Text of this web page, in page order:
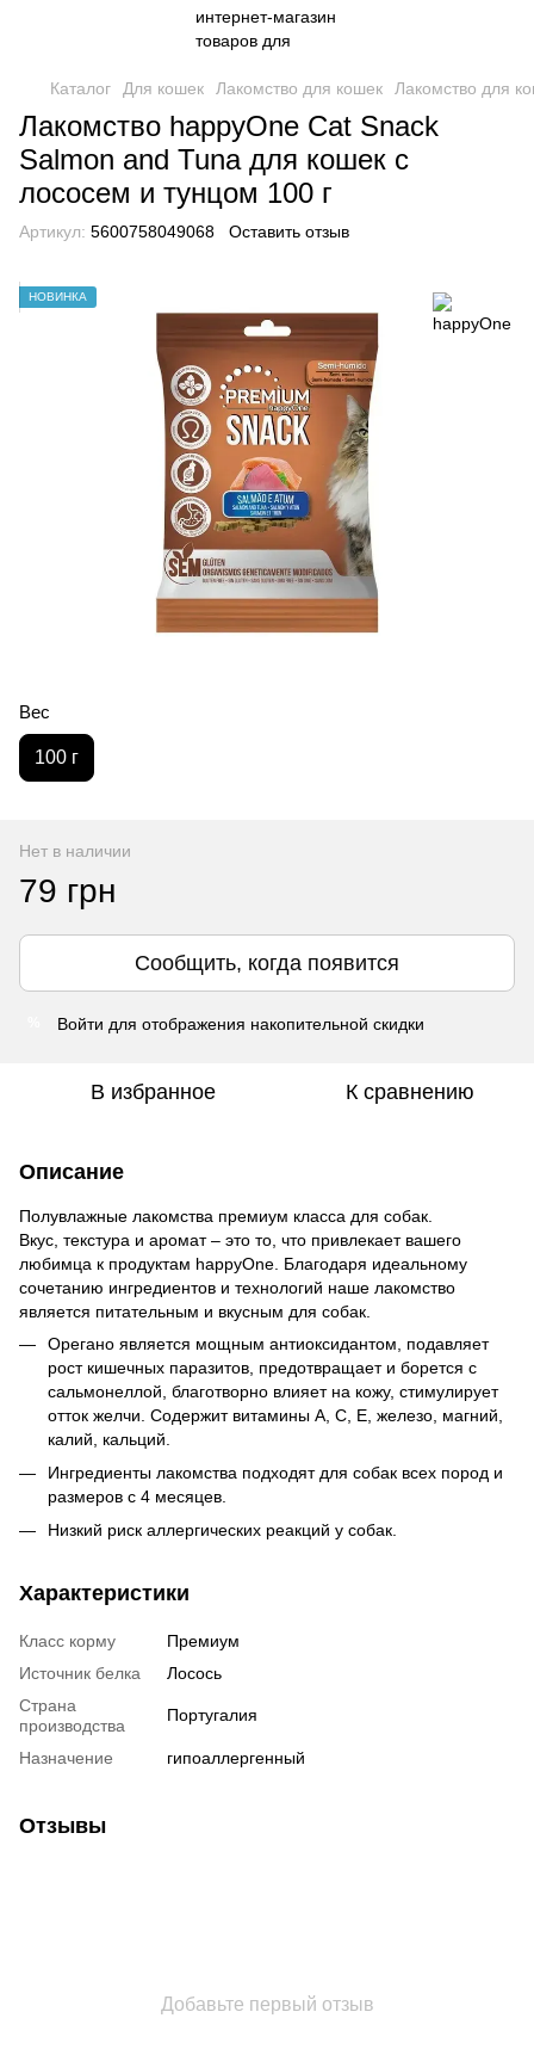
Каталог Для кошек Лакомство для кошек Лакомство для
Лакомство happyOne Cat Snack
Salmon and Tuna для кошек с
лососем и тунцом 100 г
Артикул: 5600758049068 Оставить отзыв
НОВИНКА
Вес
100 г
Нет в наличии
79 грн
Сообщить, когда появится
Войти для отображения накопительной скидки
В избранное К сравнению
Описание
Полувлажные лакомства премиум класса для собак.
Вкус, текстура и аромат – это то, что привлекает вашего
любимца к продуктам happyOne. Благодаря идеальному
сочетанию ингредиентов и технологий наше лакомство
является питательным и вкусным для собак.
Орегано является мощным антиоксидантом, подавляет
рост кишечных паразитов, предотвращает и борется с
сальмонеллой, благотворно влияет на кожу, стимулирует
отток желчи. Содержит витамины А, С, Е, железо, магний,
калий, кальций.
Ингредиенты лакомства подходят для собак всех пород и
размеров с 4 месяцев.
Низкий риск аллергических реакций у собак.
Характеристики
Класс корму
Премиум
Источник белка
Лосось
Страна
производства
Португалия
Назначение гипоаллергенный
Отзывы
Добавьте первый отзыв